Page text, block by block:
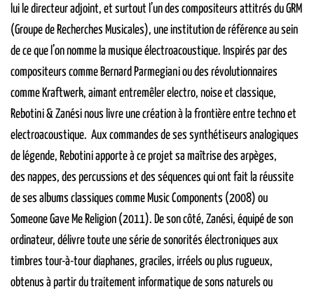
lui le directeur adjoint, et surtout l’un des compositeurs attitrés du GRM
(Groupe de Recherches Musicales), une institution de référence au sein
de ce que l’on nomme la musique électroacoustique. Inspirés par des
compositeurs comme Bernard Parmegiani ou des révolutionnaires
comme Kraftwerk, aimant entremêler electro, noise et classique,
Rebotini & Zanési nous livre une création à la frontière entre techno et
electroacoustique. Aux commandes de ses synthétiseurs analogiques
de légende, Rebotini apporte à ce projet sa maîtrise des arpèges,
des nappes, des percussions et des séquences qui ont fait la réussite
de ses albums classiques comme Music Components (2008) ou
Someone Gave Me Religion (2011). De son côté, Zanési, équipé de son
ordinateur, délivre toute une série de sonorités électroniques aux
timbres tour-à-tour diaphanes, graciles, irréels ou plus rugueux,
obtenus à partir du traitement informatique de sons naturels ou